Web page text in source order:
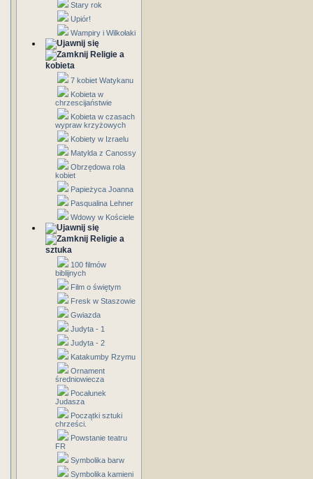
Stary rok
Upiór!
Wampiry i Wilkołaki
Religie a
kobieta
7 kobiet Watykanu
Kobieta w
chrzescijaństwie
Kobieta w czasach
wypraw krzyżowych
Kobiety w Izraelu
Matylda z Canossy
Obrzędowa rola
kobiet
Papieżyca Joanna
Pasqualina Lehner
Wdowy w Kościele
Religie a
sztuka
100 filmów
biblijnych
Film o świętym
Fresk w Staszowie
Gwiazda
Judyta - 1
Judyta - 2
Katakumby Rzymu
Ornament
średniowiecza
Pocałunek
Judasza
Początki sztuki
chrześci.
Powstanie teatru
FR
Symbolika barw
Symbolika kamieni